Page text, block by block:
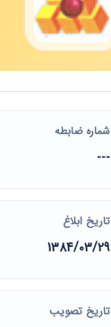
شماره ضابطه
---
تاریخ ابلاغ
1384/03/29
تاریخ تصویب